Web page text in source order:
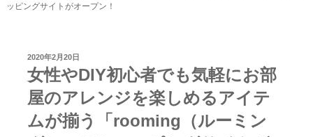
ッピングサイトがオープン！
投
稿
日:
2020年2月20日
女性やDIY初心者でも気軽にお部
屋のアレンジを楽しめるアイテ
ムが揃う「rooming（ルーミン